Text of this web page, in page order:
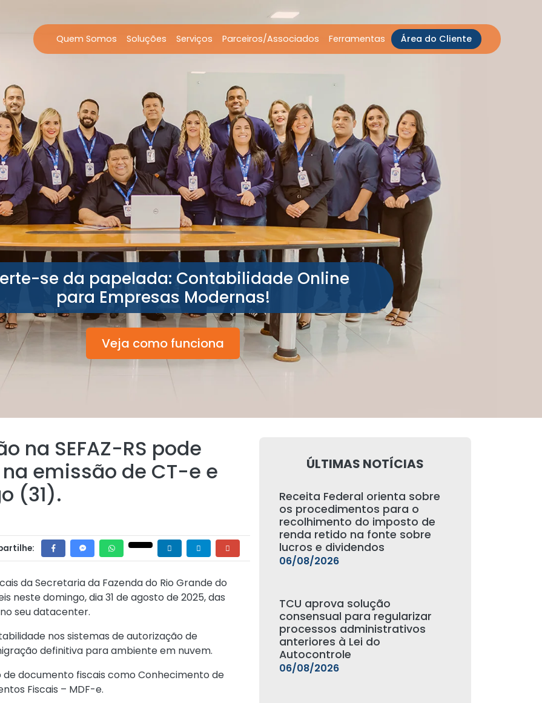
Quem Somos Soluções Serviços Parceiros/Associados Ferramentas Área do Cliente
se da papelada: Contabilidade Online
para Empresas Modernas!
Veja como funciona
na SEFAZ-RS pode
emissão de CT-e e
(31).
da Secretaria da Fazenda do Rio Grande do
neste domingo, dia 31 de agosto de 2025, das
seu datacenter.
nos sistemas de autorização de
definitiva para ambiente em nuvem.
de documento fiscais como Conhecimento de
Fiscais – MDF-e.
ÚLTIMAS NOTÍCIAS
Receita Federal orienta sobre
os procedimentos para o
recolhimento do imposto de
renda retido na fonte sobre
lucros e dividendos
06/08/2026
TCU aprova solução
consensual para regularizar
processos administrativos
anteriores à Lei do
Autocontrole
06/08/2026